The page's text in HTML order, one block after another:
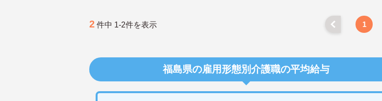
2 件中 1-2件を表示 1
福島県の雇用形態別介護職の平均給与